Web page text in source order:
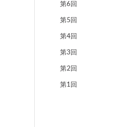
第6回
第5回
第4回
第3回
第2回
第1回